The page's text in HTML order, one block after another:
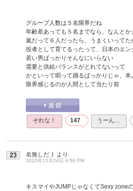
グループ人数は５名限界だね
年齢差あっても５名までなら、なんとか
嵐だって６人だったら、うまくいってた
役者として育てるったって、日本のエン
若い男ばっかりそんなにいらない
需要と供給バランスがとれてないって
かといって唄って踊るばっかりじゃ、
限界感じるのが人間として当たり前
それな！ 147 うーん…
23 名無しだＪ より
2015年12月24日 6:58 PM
キスマイやJUMPじゃなくてSexy zone